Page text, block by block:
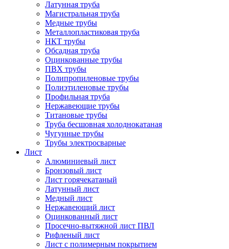
Латунная труба
Магистральная труба
Медные трубы
Металлопластиковая труба
НКТ трубы
Обсадная труба
Оцинкованные трубы
ПВХ трубы
Полипропиленовые трубы
Полиэтиленовые трубы
Профильная труба
Нержавеющие трубы
Титановые трубы
Труба бесшовная холоднокатаная
Чугунные трубы
Трубы электросварные
Лист
Алюминиевый лист
Бронзовый лист
Лист горячекатаный
Латунный лист
Медный лист
Нержавеющий лист
Оцинкованный лист
Просечно-вытяжной лист ПВЛ
Рифленый лист
Лист с полимерным покрытием